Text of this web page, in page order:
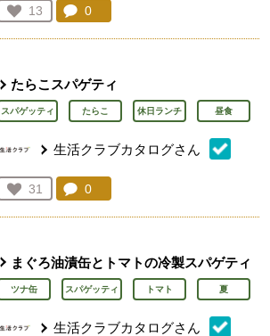
お気に入り登録：
13
人が登録
コメント：
0
たらこスパゲティ
スパゲッティ たらこ 休日ランチ 昼食
生活クラブカタログさん
お気に入り登録：
31
人が登録
コメント：
0
まぐろ油漬缶とトマトの冷製スパゲティ
ツナ缶 スパゲッティ トマト 夏
生活クラブカタログさん